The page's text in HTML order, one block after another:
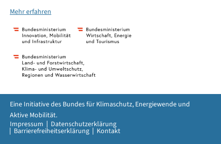
Mehr erfahren
Impressum Datenschutzerklärung
Barrierefreiheitserklärung Kontakt
Eine Initiative des Bundes für Klimaschutz, Energiewende und
Aktive Mobilität.